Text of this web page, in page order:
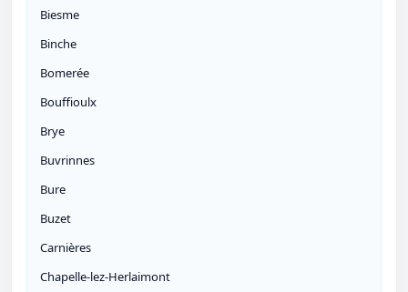
Biesme
Binche
Bomerée
Bouffioulx
Brye
Buvrinnes
Bure
Buzet
Carnières
Chapelle-lez-Herlaimont